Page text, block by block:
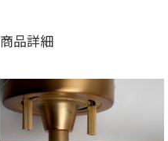
商品詳細